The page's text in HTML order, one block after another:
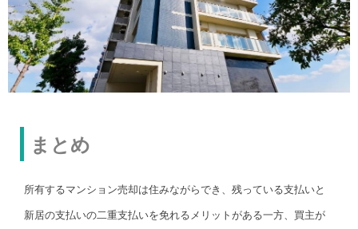
まとめ
所有するマンション売却は住みながらでき、残っている支払いと
新居の支払いの二重支払いを免れるメリットがある一方、買主が